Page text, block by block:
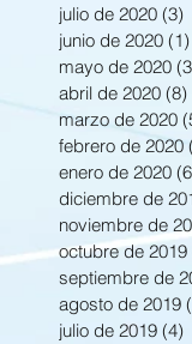
julio de 2020 (3)
junio de 2020 (1)
mayo de 2020
abril de 2020 (8)
marzo de 2020
febrero de 2020
enero de 2020
diciembre de
noviembre de
octubre de 2019
septiembre de
agosto de 2019
julio de 2019 (4)